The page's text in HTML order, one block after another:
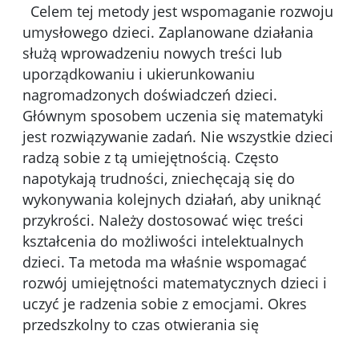
Celem tej metody jest wspomaganie rozwoju
umysłowego dzieci. Zaplanowane działania
służą wprowadzeniu nowych treści lub
uporządkowaniu i ukierunkowaniu
nagromadzonych doświadczeń dzieci.
Głównym sposobem uczenia się matematyki
jest rozwiązywanie zadań. Nie wszystkie dzieci
radzą sobie z tą umiejętnością. Często
napotykają trudności, zniechęcają się do
wykonywania kolejnych działań, aby uniknąć
przykrości. Należy dostosować więc treści
kształcenia do możliwości intelektualnych
dzieci. Ta metoda ma właśnie wspomagać
rozwój umiejętności matematycznych dzieci i
uczyć je radzenia sobie z emocjami. Okres
przedszkolny to czas otwierania się